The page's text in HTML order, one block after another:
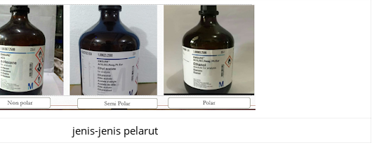
jenis-jenis pelarut